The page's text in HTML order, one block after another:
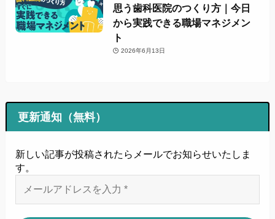
思う歯科医院のつくり方｜今日
から実践できる職場マネジメン
ト
2026年6月13日
更新通知（無料）
新しい記事が投稿されたらメールでお知らせいたしま
す。